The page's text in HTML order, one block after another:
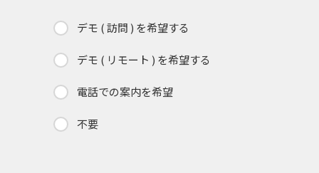
デモ ( 訪問 ) を希望する
デモ ( リモート ) を希望する
電話での案内を希望
不要